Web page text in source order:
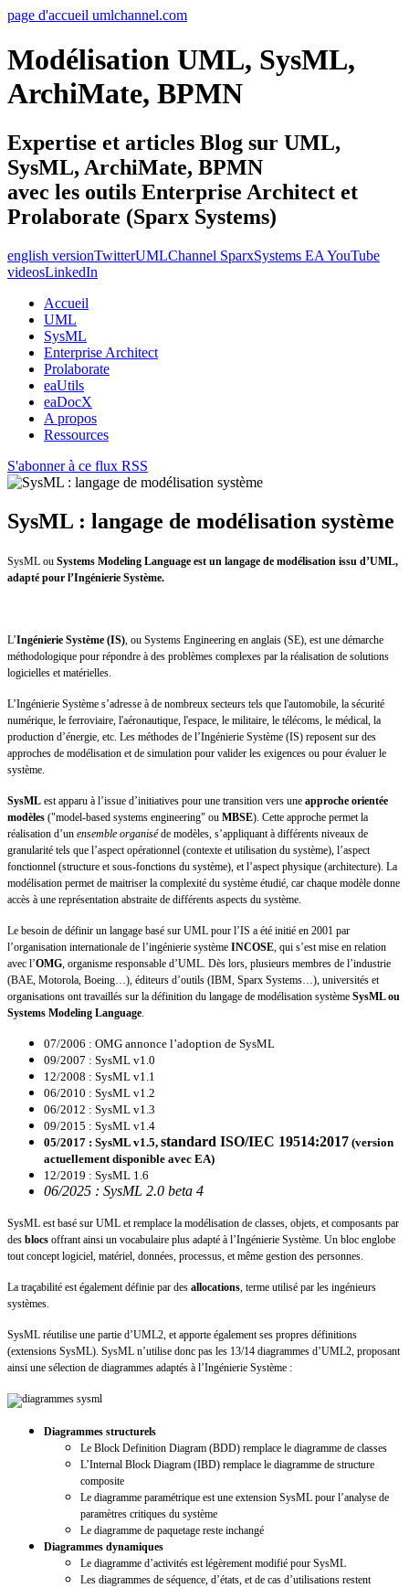
page d'accueil umlchannel.com
Modélisation UML, SysML,
ArchiMate, BPMN
Expertise et articles Blog sur UML,
SysML, ArchiMate, BPMN
avec les outils Enterprise Architect et
Prolaborate (Sparx Systems)
english versionTwitterUMLChannel SparxSystems EA YouTube
videosLinkedIn
Accueil
UML
SysML
Enterprise Architect
Prolaborate
eaUtils
eaDocX
A propos
Ressources
S'abonner à ce flux RSS
SysML : langage de modélisation système
SysML ou Systems Modeling Language est un langage de modélisation issu d’UML,
adapté pour l’Ingénierie Système.
L’Ingénierie Système (IS) , ou Systems Engineering en anglais (SE), est une démarche
méthodologique pour répondre à des problèmes complexes par la réalisation de solutions
logicielles et matérielles.
L’Ingénierie Système s’adresse à de nombreux secteurs tels que l'automobile, la sécurité
numérique, le ferroviaire, l'aéronautique, l'espace, le militaire, le télécoms, le médical, la
production d’énergie, etc. Les méthodes de l’Ingénierie Système (IS) reposent sur des
approches de modélisation et de simulation pour valider les exigences ou pour évaluer le
système.
SysML est apparu à l’issue d’initiatives pour une transition vers une approche orientée
modèles ("model-based systems engineering" ou MBSE). Cette approche permet la
réalisation d’un ensemble organiséde modèles, s’appliquant à différents niveaux de
granularité tels que l’aspect opérationnel (contexte et utilisation du système), l’aspect
fonctionnel (structure et sous-fonctions du système), et l’aspect physique (architecture). La
modélisation permet de maitriser la complexité du système étudié, car chaque modèle donne
accès à une représentation abstraite de différents aspects du système.
Le besoin de définir un langage basé sur UML pour l’IS a été initié en 2001 par
l’organisation internationale de l’ingénierie système INCOSE , qui s’est mise en relation
avec l’OMG , organisme responsable d’UML. Dès lors, plusieurs membres de l’industrie
(BAE, Motorola, Boeing…), éditeurs d’outils (IBM, Sparx Systems…), universités et
organisations ont travaillés sur la définition du langage de modélisation système SysML ou
Systems Modeling Language
07/2006 : OMG annonce l’adoption de SysML
09/2007 : SysML v1.0
12/2008 : SysML v1.1
06/2010 : SysML v1.2
06/2012 : SysML v1.3
09/2015 : SysML v1.4
05/2017 : SysML v1.5, standard ISO/IEC 19514:2017 (version
actuellement disponible avec EA)
12/2019 : SysML 1.6
06/2025 : SysML 2.0 beta 4
SysML est basé sur UML et remplace la modélisation de classes, objets, et composants par
des blocs offrant ainsi un vocabulaire plus adapté à l’Ingénierie Système. Un bloc englobe
tout concept logiciel, matériel, données, processus, et même gestion des personnes.
La traçabilité est également définie par des allocations , terme utilisé par les ingénieurs
systèmes.
SysML réutilise une partie d’UML2, et apporte également ses propres définitions
(extensions SysML). SysML n’utilise donc pas les 13/14 diagrammes d’UML2, proposant
ainsi une sélection de diagrammes adaptés à l’Ingénierie Système :
Diagrammes structurels
Le Block Definition Diagram (BDD) remplace le diagramme de classes
L’Internal Block Diagram (IBD) remplace le diagramme de structure
composite
Le diagramme paramétrique est une extension SysML pour l’analyse de
paramètres critiques du système
Le diagramme de paquetage reste inchangé
Diagrammes dynamiques
Le diagramme d’activités est légèrement modifié pour SysML
Les diagrammes de séquence, d’états, et de cas d’utilisations restent